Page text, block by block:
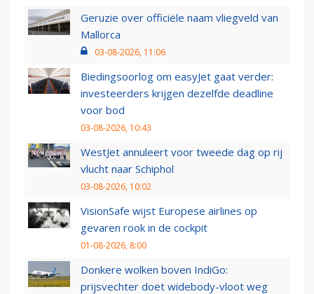
Geruzie over officiële naam vliegveld van
Mallorca
03-08-2026, 11:06
Biedingsoorlog om easyJet gaat verder:
investeerders krijgen dezelfde deadline
voor bod
03-08-2026, 10:43
WestJet annuleert voor tweede dag op rij
vlucht naar Schiphol
03-08-2026, 10:02
VisionSafe wijst Europese airlines op
gevaren rook in de cockpit
01-08-2026, 8:00
Donkere wolken boven IndiGo:
prijsvechter doet widebody-vloot weg